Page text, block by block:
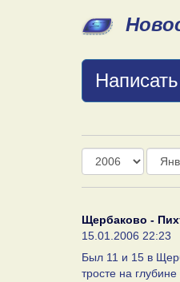
Написать
Год Месяц
Щербаково -
15.01.2006 22:23
Был 11 и 15 в
тросте на